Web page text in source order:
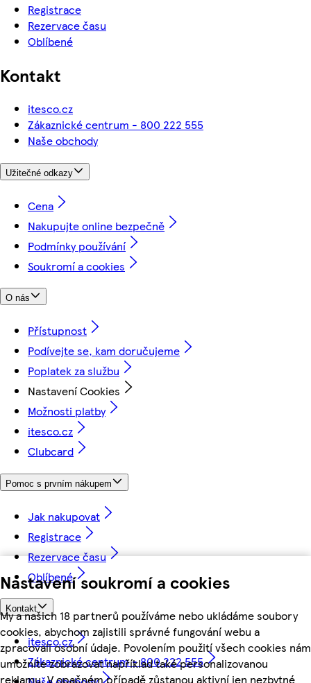
Nastavení soukromí a cookies
My a našich 18 partnerů používáme nebo ukládáme soubory
cookies, abychom zajistili správné fungování webu a
zpracovali osobní údaje. Povolením použití všech cookies nám
umožníte zobrazovat například také personalizovanou
reklamu. V opačném případě zůstanou aktivní jen nezbytné
Registrace
Rezervace času
Oblíbené
Kontakt
itesco.cz
Zákaznické centrum - 800 222 555
Naše obchody
Užitečné odkazy
Cena
Nakupujte online bezpečně
Podmínky používání
Soukromí a cookies
O nás
Přístupnost
Podívejte se, kam doručujeme
Poplatek za službu
Nastavení Cookies
Možnosti platby
itesco.cz
Clubcard
Pomoc s prvním nákupem
Jak nakupovat
Registrace
Rezervace času
Oblíbené
Kontakt
itesco.cz
Zákaznické centrum - 800 222 555